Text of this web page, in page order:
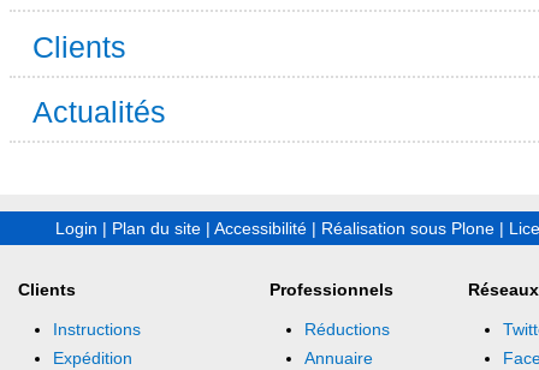
Clients
Actualités
Login | Plan du site| Accessibilité| Réalisation sous Plone|
Clients
Instructions
Expédition
Professionnels
Réductions
Annuaire
Réseaux